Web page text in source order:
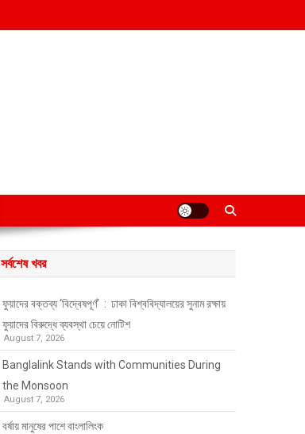
সর্বশেষ খবর
ফুয়াদের বক্তব্য ‘বিদ্বেষপূর্ণ’ : ঢাকা বিশ্ববিদ্যালয়ের সুনাম রক্ষায়
ফুয়াদের বিরুদ্ধে ব্যবস্থা চেয়ে নোটিশ
August 7, 2026
Banglalink Stands with Communities During
the Monsoon
August 7, 2026
বর্ষায় মানুষের পাশে বাংলালিংক